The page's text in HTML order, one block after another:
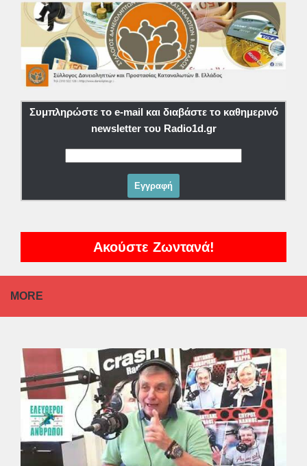
Συμπληρώστε το e-mail και διαβάστε το καθημερινό
newsletter του Radio1d.gr
Ακούστε Ζωντανά!
MORE